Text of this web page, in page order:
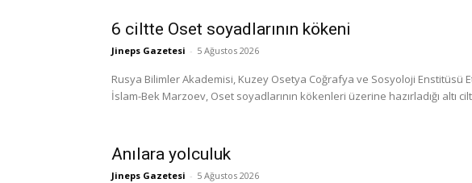
6 ciltte Oset soyadlarının kökeni
Jineps Gazetesi - 5 Ağustos 2026
Rusya Bilimler Akademisi, Kuzey Osetya Coğrafya ve Sosyoloji Enstitüsü
İslam-Bek Marzoev, Oset soyadlarının kökenleri üzerine hazırladığı altı
Anılara yolculuk
Jineps Gazetesi - 5 Ağustos 2026